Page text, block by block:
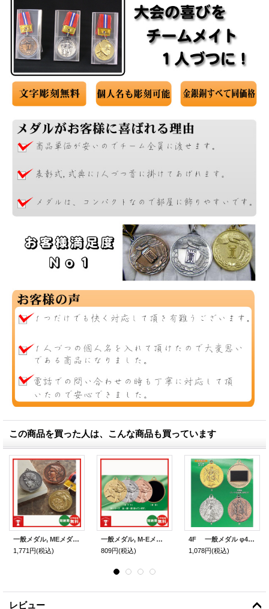
この商品を買った人は、こんな商品も買っています
一般メダル, MEメダル Bセット 52φmm
1,771円(税込)
一般メダル, M-Eメダル (PPケース入り) 35φmm
809円(税込)
4F 一般メダル φ45mm, (スタンド式プラケース 首掛リボン付き)
1,078円(税込)
レビュー